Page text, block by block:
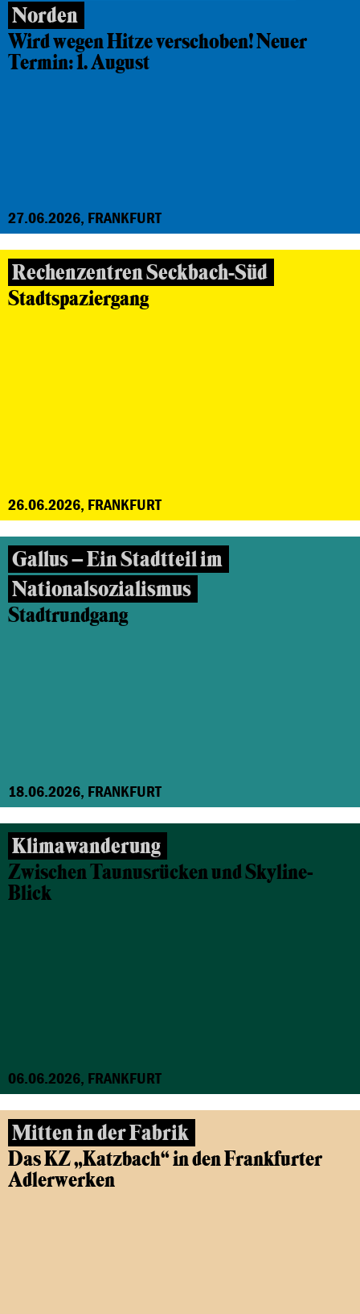
Norden
Wird wegen Hitze verschoben! Neuer
Termin: 1. August
27.06.2026, FRANKFURT
Rechenzentren Seckbach-Süd
Stadtspaziergang
26.06.2026, FRANKFURT
Gallus – Ein Stadtteil im
Nationalsozialismus
Stadtrundgang
18.06.2026, FRANKFURT
Klimawanderung
Zwischen Taunusrücken und Skyline-
Blick
06.06.2026, FRANKFURT
Mitten in der Fabrik
Das KZ „Katzbach“ in den Frankfurter
Adlerwerken